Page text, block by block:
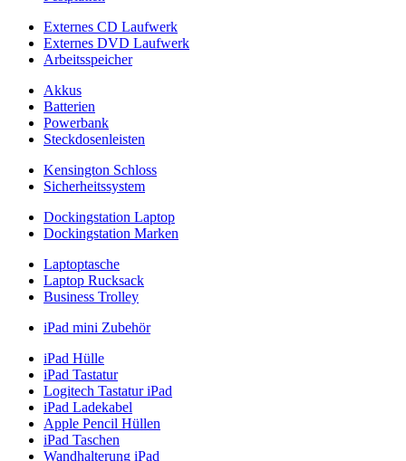
Externes CD Laufwerk
Externes DVD Laufwerk
Arbeitsspeicher
Akkus
Batterien
Powerbank
Steckdosenleisten
Kensington Schloss
Sicherheitssystem
Dockingstation Laptop
Dockingstation Marken
Laptoptasche
Laptop Rucksack
Business Trolley
iPad mini Zubehör
iPad Hülle
iPad Tastatur
Logitech Tastatur iPad
iPad Ladekabel
Apple Pencil Hüllen
iPad Taschen
Wandhalterung iPad